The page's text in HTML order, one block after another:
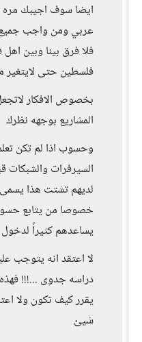
ايضا سوف اجيبك مره
عربي ومن واجب
فلا فرق بينا وبين
فلسطين حتى لايتغير
بخصوص الافكار
المشاريع بوجهه نظرك
وحسوب اذا لم تكن
السيرفرات والشبكات
لديهم تشتت هذا
خصوصا من يتابع
يساعدهم كثيراً
لا اعتقد انه يتوجب
دراسه جدوى ...!!!
يقرر كيف تكون ولا
شيئ